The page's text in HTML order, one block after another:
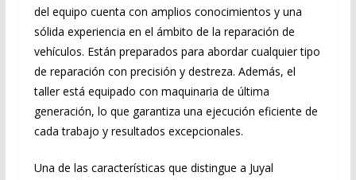
del equipo cuenta con amplios conocimientos y una
sólida experiencia en el ámbito de la reparación de
vehículos. Están preparados para abordar cualquier tipo
de reparación con precisión y destreza. Además, el
taller está equipado con maquinaria de última
generación, lo que garantiza una ejecución eficiente de
cada trabajo y resultados excepcionales.
Una de las características que distingue a Juyal